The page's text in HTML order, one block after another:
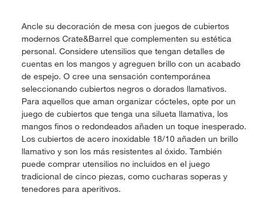
Ancle su decoración de mesa con juegos de cubiertos
modernos Crate&Barrel que complementen su estética
personal. Considere utensilios que tengan detalles de
cuentas en los mangos y agreguen brillo con un acabado
de espejo. O cree una sensación contemporánea
seleccionando cubiertos negros o dorados llamativos.
Para aquellos que aman organizar cócteles, opte por un
juego de cubiertos que tenga una silueta llamativa, los
mangos finos o redondeados añaden un toque inesperado.
Los cubiertos de acero inoxidable 18/10 añaden un brillo
llamativo y son los más resistentes al óxido. También
puede comprar utensilios no incluidos en el juego
tradicional de cinco piezas, como cucharas soperas y
tenedores para aperitivos.